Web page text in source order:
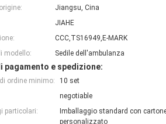
Jiangsu, Cina
JIAHE
CCC,TS16949,E-MARK
modello:
Sedile dell'ambulanza
pagamento e spedizione:
ordine minimo:
10 set
negotiable
particolari:
Imballaggio standard con
personalizzato